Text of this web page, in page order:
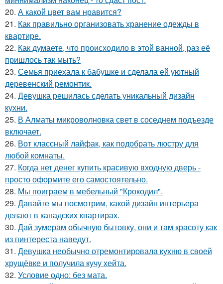
20. А какой цвет вам нравится?
21. Как правильно организовать хранение одежды в
квартире.
22. Как думаете, что происходило в этой ванной, раз её
пришлось так мыть?
23. Семья приехала к бабушке и сделала ей уютный
деревенский ремонтик.
24. Девушка решилась сделать уникальный дизайн
кухни.
25. В Алматы микроволновка свет в соседнем подъезде
включает.
26. Вот классный лайфак, как подобрать люстру для
любой комнаты.
27. Когда нет денег купить красивую входную дверь -
просто оформите его самостоятельно.
28. Мы поиграем в мебельный "Крокодил".
29. Давайте мы посмотрим, какой дизайн интерьера
делают в канадских квартирах.
30. Дай зумерам обычную бытовку, они и там красоту как
из пинтереста наведут.
31. Девушка необычно отремонтировала кухню в своей
хрущёвке и получила кучу хейта.
32. Условие одно: без мата.